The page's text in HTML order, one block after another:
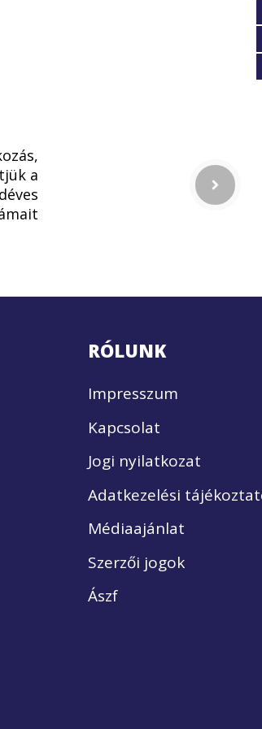
a
RÓLUNK
Impresszum
Kapcsolat
Jogi nyilatkozat
Adatkezelési
Médiaajánlat
Szerzői jogok
Ászf